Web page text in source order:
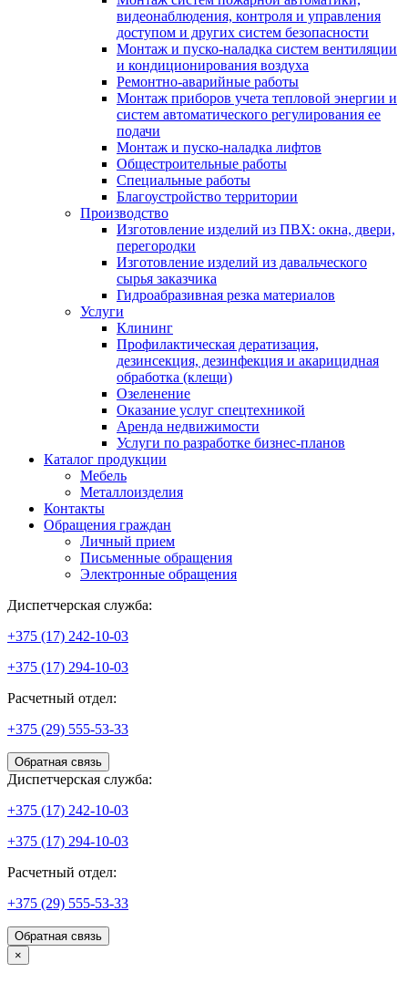
видеонаблюдения, контроля и управления
доступом и других систем безопасности
Монтаж и пуско-наладка систем вентиляции
и кондиционирования воздуха
Ремонтно-аварийные работы
Монтаж приборов учета тепловой энергии и
систем автоматического регулирования ее
подачи
Монтаж и пуско-наладка лифтов
Общестроительные работы
Специальные работы
Благоустройство территории
Производство
Изготовление изделий из ПВХ: окна, двери,
перегородки
Изготовление изделий из давальческого
сырья заказчика
Гидроабразивная резка материалов
Услуги
Клининг
Профилактическая дератизация,
дезинсекция, дезинфекция и акарицидная
обработка (клещи)
Озеленение
Оказание услуг спецтехникой
Аренда недвижимости
Услуги по разработке бизнес-планов
Каталог продукции
Мебель
Металлоизделия
Контакты
Обращения граждан
Личный прием
Письменные обращения
Электронные обращения
Диспетчерская служба:
+375 (17) 242-10-03
+375 (17) 294-10-03
Расчетный отдел:
+375 (29) 555-53-33
Обратная связь
Диспетчерская служба:
+375 (17) 242-10-03
+375 (17) 294-10-03
Расчетный отдел:
+375 (29) 555-53-33
Обратная связь
×